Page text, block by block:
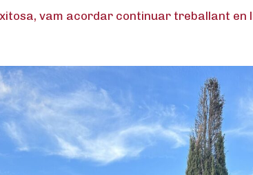
vam acordar continuar treballant en